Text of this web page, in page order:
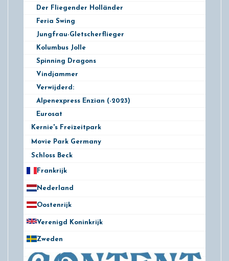
Der Fliegender Holländer
Feria Swing
Jungfrau-Gletscherflieger
Kolumbus Jolle
Spinning Dragons
Vindjammer
Verwijderd:
Alpenexpress Enzian (-2023)
Eurosat
Kernie's Freizeitpark
Movie Park Germany
Schloss Beck
Frankrijk
Nederland
Oostenrijk
Verenigd Koninkrijk
Zweden